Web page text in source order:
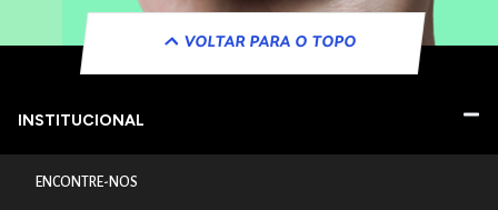
VOLTAR PARA O TOPO
INSTITUCIONAL
ENCONTRE-NOS